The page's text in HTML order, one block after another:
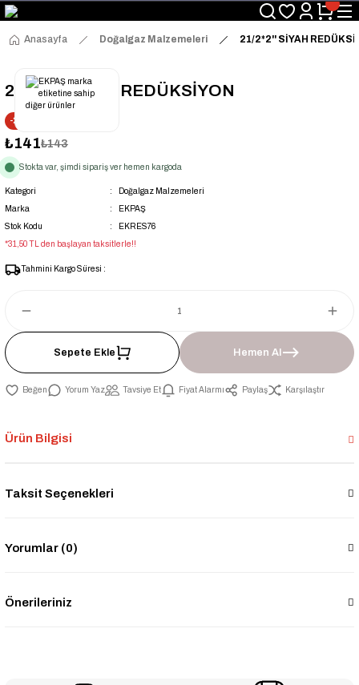
Üyelerimize Özel "uye2026" Koduyla Sepette Ekstra %3 İndirim
KAZAN-KASKAD İÇİN TEK ADRES
Anasayfa
Doğalgaz Malzemeleri 21/2*2'' SİYAH
21/2*2'' SİYAH REDÜKSİYON
-2% İNDİRİM
₺141₺143
Stokta var, şimdi sipariş ver hemen kargoda
Kategori
Doğalgaz Malzemeleri
Marka
EKPAŞ
Stok Kodu
EKRES76
*31,50 TL den başlayan taksitlerle!!
Tahmini Kargo Süresi :
Sepete Ekle Hemen Al
Yorum Yaz Tavsiye Et Fiyat Alarmı Paylaş Karşılaştır
Ürün Bilgisi
Taksit Seçenekleri
Yorumlar (0)
Önerileriniz